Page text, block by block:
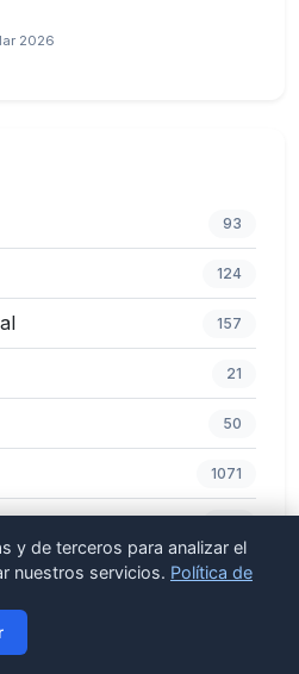
2026
93
124
157
21
50
1071
256
y de terceros para analizar el
nuestros servicios. Política de